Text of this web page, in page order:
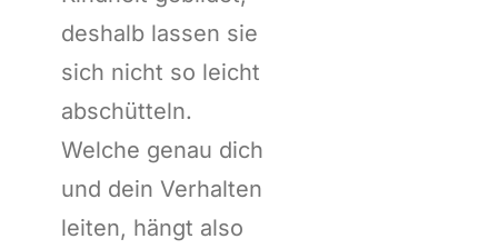
deshalb lassen sie
sich nicht so leicht
abschütteln.
Welche genau dich
und dein Verhalten
leiten, hängt also